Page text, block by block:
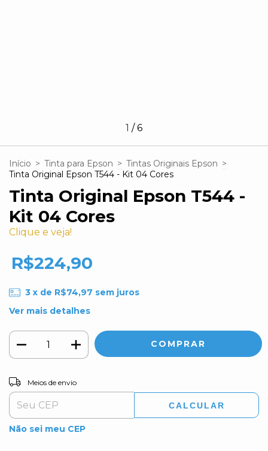
1 /6
Início > Tinta para Epson > Tintas Originais Epson >
Tinta Original Epson T544 - Kit 04 Cores
Tinta Original Epson T544 -
Kit 04 Cores
Clique e veja!
R$224,90
3 x de R$74,97 sem juros
Ver mais detalhes
Entregas para o CEP:
Meios de envio
CALCULAR
Não sei meu CEP